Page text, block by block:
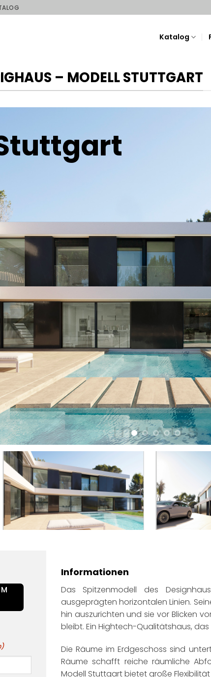
Katalog
– MODELL STUTTGART
Informationen
Das Spitzenmodell des
ausgeprägten horizontalen Linien.
hin auszurichten und sie vor Blicken
bleibt. Ein Hightech-Qualitätshaus,
Die Räume im Erdgeschoss sind
Räume schafft reiche räumliche
Modell Stuttgart bietet große